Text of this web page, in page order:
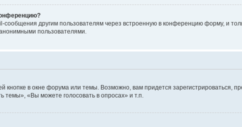
сообщения другим пользователям через встроенную в конференцию форму, и
пользователями.
в окне форума или темы. Возможно, вам придется зарегистрироваться,
«Вы можете голосовать в опросах» и т.п.